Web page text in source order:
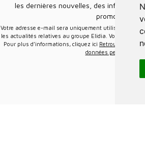
Nous utilisons des cookies et d'autres technologies de suivi pour améliorer
les dernières nouvelles, des
promotions.
Votre adresse e-mail sera uniquement utilisée pour vous envoyer des informations sur
les actualités relatives au groupe Elidia. Vous
Pour plus d’informations, cliquez ici Retrouvez ici
données personnelles